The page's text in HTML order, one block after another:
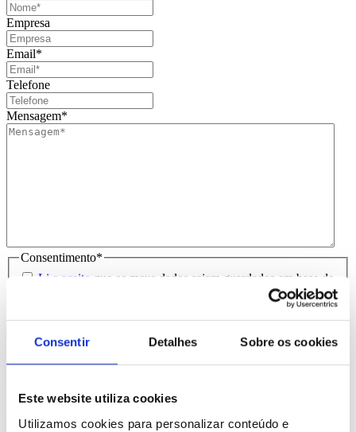
Consentir Detalhes Sobre os cookies
Este website utiliza cookies
Utilizamos cookies para personalizar conteúdo e
Empresa
Email*
Telefone
Mensagem*
Consentimento*
Li e aceito que os meus dados sejam guardados em base de
dados para tratamento deste contacto, única e exclusivamente
Entrega prevista entre 5-6 dias úteis
Comprar